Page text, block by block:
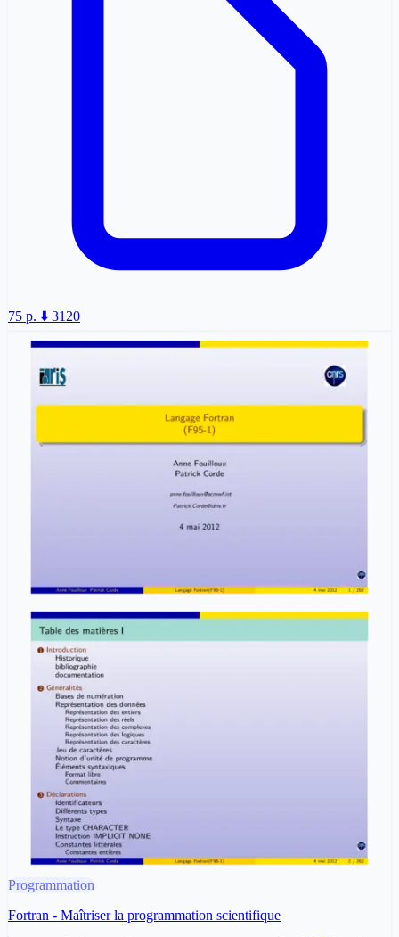
75 p. ⬇️ 3120
Programmation
Fortran - Maîtriser la programmation scientifique